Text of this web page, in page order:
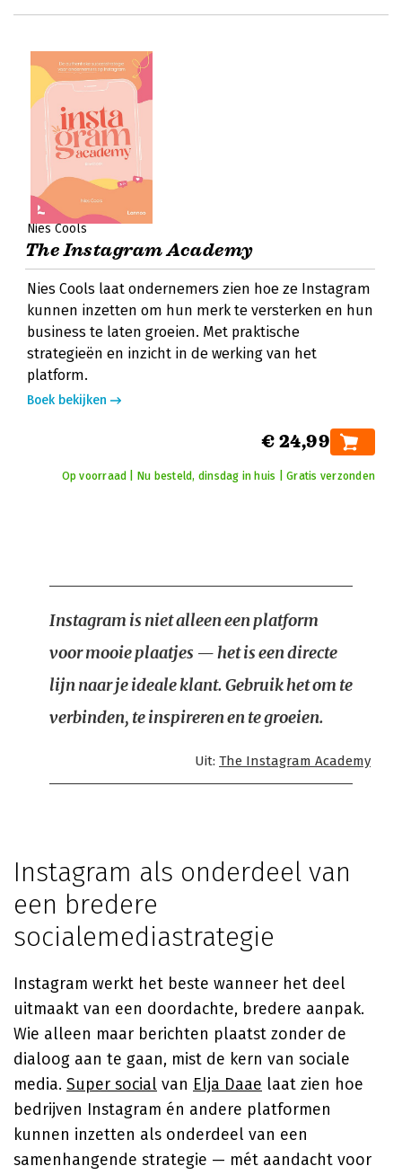
Nies Cools
The Instagram Academy
Nies Cools laat ondernemers zien hoe ze Instagram
kunnen inzetten om hun merk te versterken en hun
business te laten groeien. Met praktische
strategieën en inzicht in de werking van het
platform.
Boek bekijken
€ 24,99
Op voorraad | Nu besteld, dinsdag in huis | Gratis verzonden
Instagram is niet alleen een platform
voor mooie plaatjes — het is een directe
lijn naar je ideale klant. Gebruik het om te
verbinden, te inspireren en te groeien.
Uit: The Instagram Academy
Instagram als onderdeel van
een bredere
socialemediastrategie
Instagram werkt het beste wanneer het deel
uitmaakt van een doordachte, bredere aanpak.
Wie alleen maar berichten plaatst zonder de
dialoog aan te gaan, mist de kern van sociale
media. Super social van Elja Daae laat zien hoe
bedrijven Instagram én andere platformen
kunnen inzetten als onderdeel van een
samenhangende strategie — mét aandacht voor